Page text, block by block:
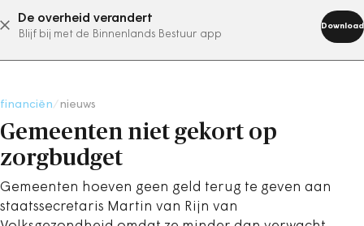
De overheid verandert
Blijf bij met de Binnenlands Bestuur app
Download
abonneer nu
financiën nieuws
Gemeenten niet gekort op
zorgbudget
Gemeenten hoeven geen geld terug te geven aan
staatssecretaris Martin van Rijn van